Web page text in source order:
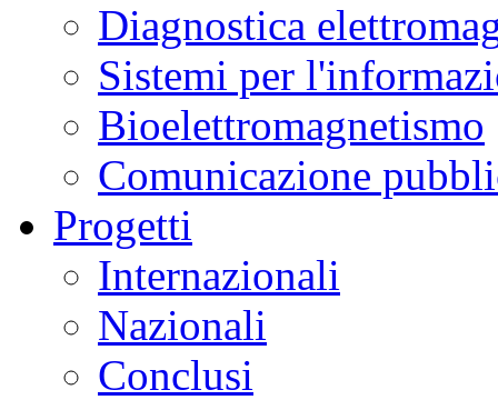
Diagnostica
Sistemi per
Bioelettromagnetismo
Comunicazione
Progetti
Internazionali
Nazionali
Conclusi